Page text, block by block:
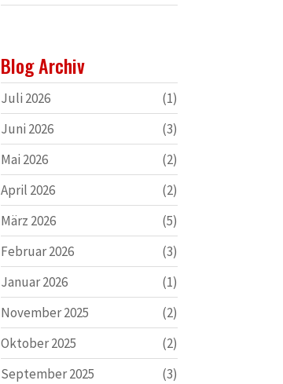
Blog Archiv
Juli 2026
(1)
Juni 2026
(3)
Mai 2026
(2)
April 2026
(2)
März 2026
(5)
Februar 2026
(3)
Januar 2026
(1)
November 2025
(2)
Oktober 2025
(2)
September 2025
(3)